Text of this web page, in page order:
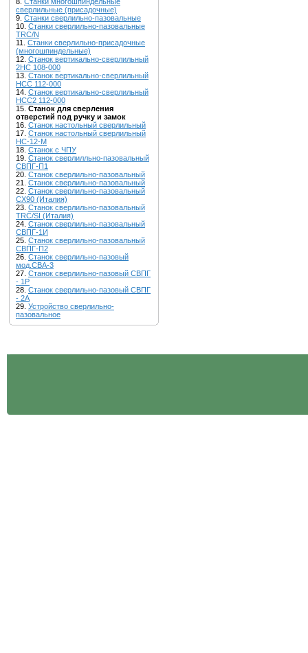
сверлильные (присадочные)
9. Станки сверлильно-пазовальные
10. Станки сверлильно-пазовальные
TRC/N
11. Станки сверлильно-присадочные
(многошпиндельные)
12. Станок вертикально-сверлильный
2НС 108-000
13. Станок вертикально-сверлильный
НСС 112-000
14. Станок вертикально-сверлильный
НСС2 112-000
15. Станок для сверления
отверстий под ручку и замок
16. Станок настольный сверлильный
17. Станок настольный сверлильный
НС-12-М
18. Станок с ЧПУ
19. Станок сверлилльно-пазовальный
СВПГ-П1
20. Станок сверлильно-пазовальный
21. Станок сверлильно-пазовальный
22. Станок сверлильно-пазовальный
CX90 (Италия)
23. Станок сверлильно-пазовальный
TRC/SI (Италия)
24. Станок сверлильно-пазовальный
СВПГ-1И
25. Станок сверлильно-пазовальный
СВПГ-П2
26. Станок сверлильно-пазовый
мод.СВА-3
27. Станок сверлильно-пазовый СВПГ
- 1Р
28. Станок сверлильно-пазовый СВПГ
- 2A
29. Устройство сверлильно-
пазовальное